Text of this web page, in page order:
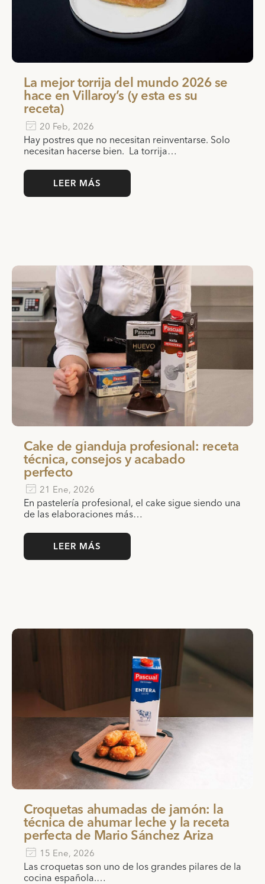
La mejor torrija del mundo 2026 se
hace en Villaroy’s (y esta es su
receta)
20 Feb, 2026
Hay postres que no necesitan reinventarse. Solo
necesitan hacerse bien. La torrija…
LEER MÁS
Cake de gianduja profesional: receta
técnica, consejos y acabado
perfecto
21 Ene, 2026
En pastelería profesional, el cake sigue siendo una
de las elaboraciones más…
LEER MÁS
Croquetas ahumadas de jamón: la
técnica de ahumar leche y la receta
perfecta de Mario Sánchez Ariza
15 Ene, 2026
Las croquetas son uno de los grandes pilares de la
cocina española.…